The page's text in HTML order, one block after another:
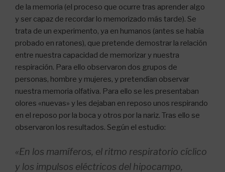
de la memoria (el proceso que ocurre tras aprender algo
y ser capaz de recordar lo memorizado más tarde). Se
trata de un experimento, ya en humanos (antes se había
probado en ratones), que pretende demostrar la relación
entre nuestra capacidad de memorizar y nuestra
respiración. Para ello observaron dos grupos de
personas, hombre y mujeres, y pretendían observar
nuestra memoria olfativa. Para ello se les presentaban
olores «nuevas» y les dejaban en reposo unos respirando
en el reposo por la boca y otros por la nariz. Tras ello se
observaron los resultados. Según el estudio:
«En los mamíferos, el ritmo respiratorio cíclico
y los impulsos eléctricos del hipocampo,